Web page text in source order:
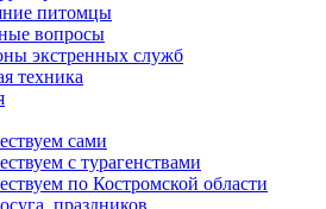
питомцы
вопросы
экстренных служб
техника
сами
с турагенствами
по Костромской области
праздников